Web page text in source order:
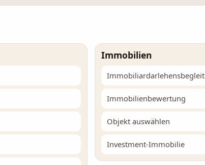
Immobilien
Immobilienbewertung
Objekt auswählen
Investment-Immobilie